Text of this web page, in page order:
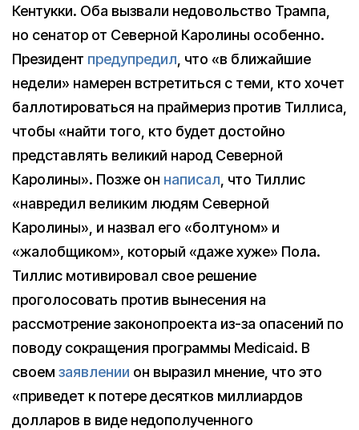
Кентукки. Оба вызвали недовольство Трампа,
но сенатор от Северной Каролины особенно.
Президент предупредил, что «в ближайшие
недели» намерен встретиться с теми, кто хочет
баллотироваться на праймериз против Тиллиса,
чтобы «найти того, кто будет достойно
представлять великий народ Северной
Каролины». Позже он написал, что Тиллис
«навредил великим людям Северной
Каролины», и назвал его «болтуном» и
«жалобщиком», который «даже хуже» Пола.
Тиллис мотивировал свое решение
проголосовать против вынесения на
рассмотрение законопроекта из-за опасений по
поводу сокращения программы Medicaid. В
своем заявлении он выразил мнение, что это
«приведет к потере десятков миллиардов
долларов в виде недополученного